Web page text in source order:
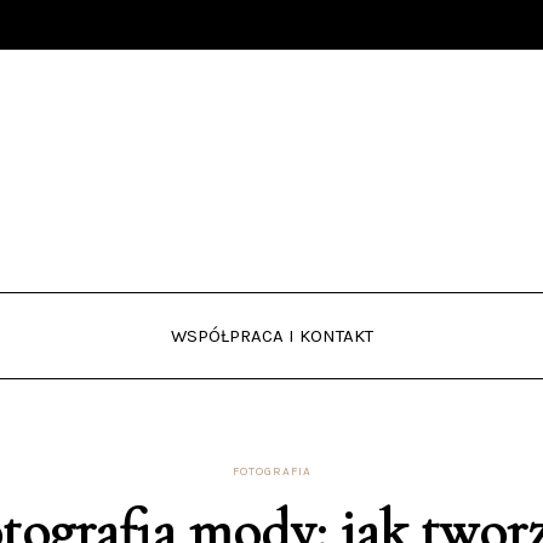
WSPÓŁPRACA I KONTAKT
FOTOGRAFIA